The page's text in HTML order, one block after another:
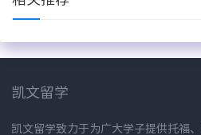
凯文留学
凯文留学致力于为广大学子提供托福